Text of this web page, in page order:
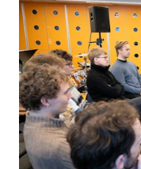
KONSERTER
Gjennomføre
Plakat, program og
Offentlige konserter
Interne konserter og